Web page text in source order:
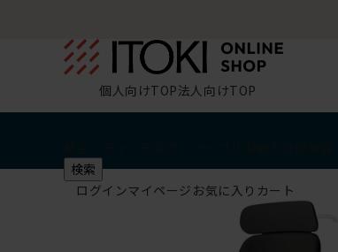
個人向けTOP法人向けTOP
検索
ログインマイページ お気に入り カート